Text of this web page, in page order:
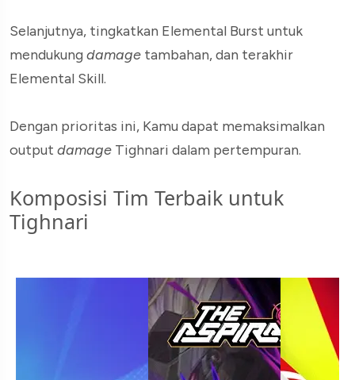
Selanjutnya, tingkatkan Elemental Burst untuk
mendukung damage tambahan, dan terakhir
Elemental Skill.
Dengan prioritas ini, Kamu dapat memaksimalkan
output damage Tighnari dalam pertempuran.
Komposisi Tim Terbaik untuk
Tighnari